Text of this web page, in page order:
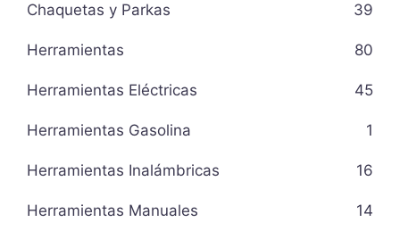
Chaquetas y Parkas 39
Herramientas 80
Herramientas Eléctricas 45
Herramientas Gasolina 1
Herramientas Inalámbricas 16
Herramientas Manuales 14